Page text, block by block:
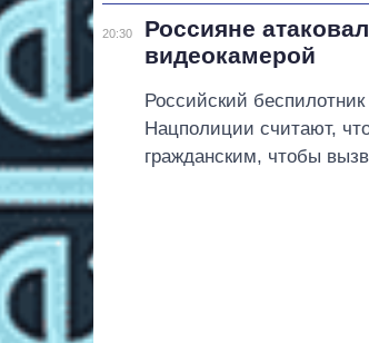
20:30
Россияне
видеокамерой
Российский
Нацполиции считают,
гражданским, чтобы